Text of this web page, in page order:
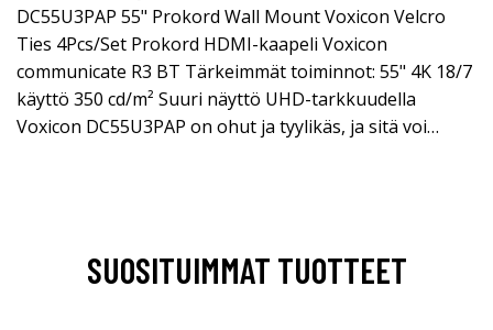
DC55U3PAP 55" Prokord Wall Mount Voxicon Velcro
Ties 4Pcs/Set Prokord HDMI-kaapeli Voxicon
communicate R3 BT Tärkeimmät toiminnot: 55" 4K 18/7
käyttö 350 cd/m² Suuri näyttö UHD-tarkkuudella
Voxicon DC55U3PAP on ohut ja tyylikäs, ja sitä voi…
SUOSITUIMMAT TUOTTEET